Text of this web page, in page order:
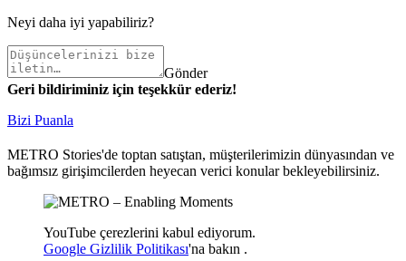
Neyi daha iyi yapabiliriz?
Gönder
Geri bildiriminiz için teşekkür ederiz!
Bizi Puanla
METRO Stories'de toptan satıştan, müşterilerimizin dünyasından ve
bağımsız girişimcilerden heyecan verici konular bekleyebilirsiniz.
YouTube çerezlerini kabul ediyorum.
Google Gizlilik Politikası'na bakın .